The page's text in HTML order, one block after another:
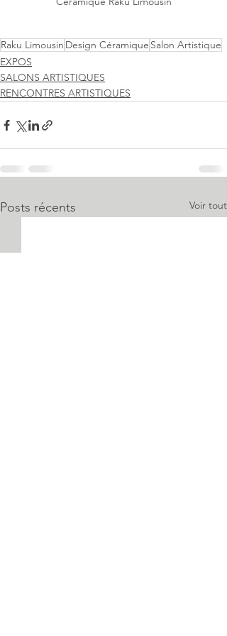
Raku Limousin Design Céramique Salon Artistique
EXPOS
SALONS ARTISTIQUES
RENCONTRES ARTISTIQUES
Posts récents Voir tout